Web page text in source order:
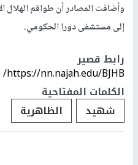
وأضافت المصادر أن طواقم الهلال
إلى مستشفى دورا الحكومي.
رابط قصير
https://nn.najah.edu/BJHB/
الكلمات المفتاحية
شهيد
الظاهرية